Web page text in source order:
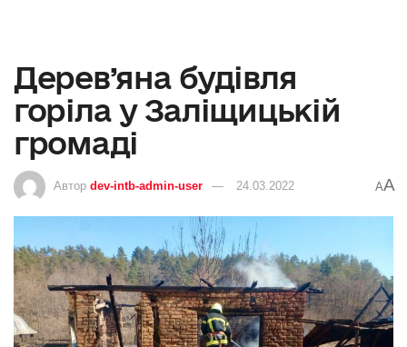
Дерев’яна будівля
горіла у Заліщицькій
громаді
Автор dev-intb-admin-user 24.03.2022 AA